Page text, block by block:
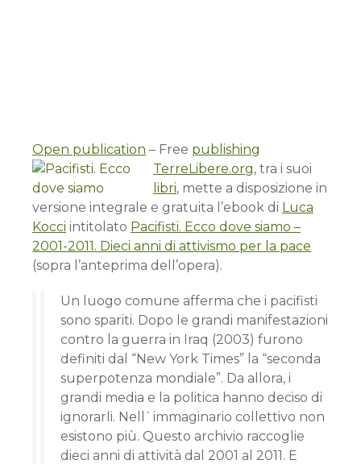
Open publication – Free publishing
TerreLibere.org, tra i suoi
libri, mette a disposizione in
versione integrale e gratuita l’ebook di Luca
Kocci intitolato Pacifisti. Ecco dove siamo –
2001-2011. Dieci anni di attivismo per la pace
(sopra l’anteprima dell’opera).
Un luogo comune afferma che i pacifisti
sono spariti. Dopo le grandi manifestazioni
contro la guerra in Iraq (2003) furono
definiti dal “New York Times” la “seconda
superpotenza mondiale”. Da allora, i
grandi media e la politica hanno deciso di
ignorarli. Nell`immaginario collettivo non
esistono più. Questo archivio raccoglie
dieci anni di attività dal 2001 al 2011. E